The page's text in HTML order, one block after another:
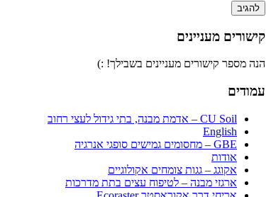
קישורים מעניינים
הנה מספר קישורים מעניינים בשבילך! :)
עמודים
CU Soil – אדמת מבנה, בתי גידול לעצי רחוב
English
GBE – מחסומים גמישים סופגי אנרגיה
אודות
אקוגג – גגות צומחים אקולוגיים
ארגזי מבנה – לטיפוח עצים בתת מדרכות